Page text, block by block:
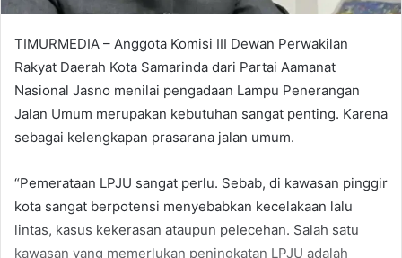
TIMURMEDIA – Anggota Komisi III Dewan Perwakilan
Rakyat Daerah Kota Samarinda dari Partai Aamanat
Nasional Jasno menilai pengadaan Lampu Penerangan
Jalan Umum merupakan kebutuhan sangat penting. Karena
sebagai kelengkapan prasarana jalan umum.
“Pemerataan LPJU sangat perlu. Sebab, di kawasan pinggir
kota sangat berpotensi menyebabkan kecelakaan lalu
lintas, kasus kekerasan ataupun pelecehan. Salah satu
kawasan yang memerlukan peningkatan LPJU adalah